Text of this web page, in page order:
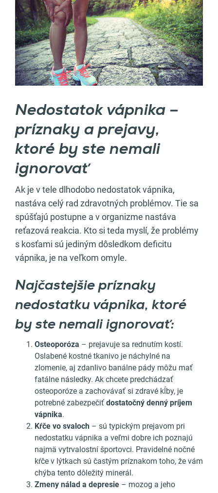
Nedostatok vápnika –
príznaky a prejavy,
ktoré by ste nemali
ignorovať
Ak je v tele dlhodobo nedostatok vápnika,
nastáva celý rad zdravotných problémov. Tie sa
spúšťajú postupne a v organizme nastáva
reťazová reakcia. Kto si teda myslí, že problémy
s kosťami sú jediným dôsledkom deficitu
vápnika, je na veľkom omyle.
Najčastejšie príznaky
nedostatku vápnika, ktoré
by ste nemali ignorovať:
Osteoporóza – prejavuje sa rednutím kostí.
Oslabené kostné tkanivo je náchylné na
zlomenie, aj zdanlivo banálne pády môžu mať
fatálne následky. Ak chcete predchádzať
osteoporóze a zachovávať si zdravé kĺby, je
potrebné zabezpečiť dostatočný denný príjem
vápnika.
Kŕče vo svaloch – sú typickým prejavom pri
nedostatku vápnika a veľmi dobre ich poznajú
najmä vytrvalostní športovci. Pravidelné nočné
kŕče v lýtkach sú častým príznakom toho, že vám
chýba tento dôležitý minerál.
Zmeny nálad a depresie – mozog a jeho